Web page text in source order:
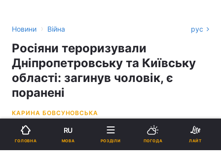
Новини › Війна рус
Росіяни тероризували
Дніпропетровську та Київську
області: загинув чоловік, є
поранені
КАРИНА БОВСУНОВСЬКА
07:58, 12.05.26
ГОЛОВНА
RU
МОВА РОЗДІЛИ ПОГОДА ЛАЙТ